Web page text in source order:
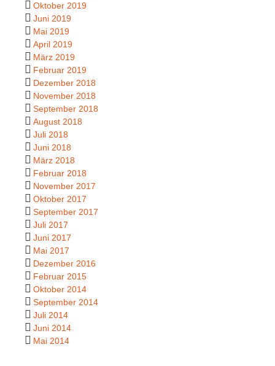
Oktober 2019
Juni 2019
Mai 2019
April 2019
März 2019
Februar 2019
Dezember 2018
November 2018
September 2018
August 2018
Juli 2018
Juni 2018
März 2018
Februar 2018
November 2017
Oktober 2017
September 2017
Juli 2017
Juni 2017
Mai 2017
Dezember 2016
Februar 2015
Oktober 2014
September 2014
Juli 2014
Juni 2014
Mai 2014